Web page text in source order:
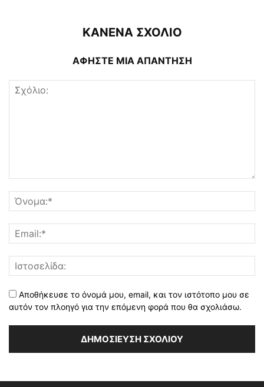
ΚΑΝΕΝΑ ΣΧΟΛΙΟ
ΑΦΗΣΤΕ ΜΙΑ ΑΠΑΝΤΗΣΗ
Αποθήκευσε το όνομά μου, email, και τον ιστότοπο μου σε
αυτόν τον πλοηγό για την επόμενη φορά που θα σχολιάσω.